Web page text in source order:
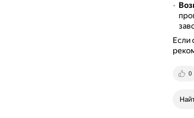
Если
0